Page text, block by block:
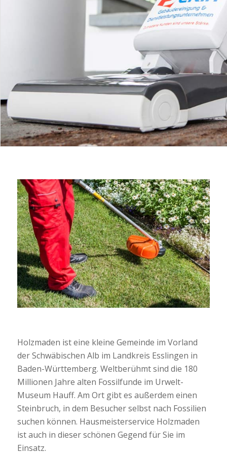
Holzmaden ist eine kleine Gemeinde im Vorland
der Schwäbischen Alb im Landkreis Esslingen in
Baden-Württemberg. Weltberühmt sind die 180
Millionen Jahre alten Fossilfunde im Urwelt-
Museum Hauff. Am Ort gibt es außerdem einen
Steinbruch, in dem Besucher selbst nach Fossilien
suchen können. Hausmeisterservice Holzmaden
ist auch in dieser schönen Gegend für Sie im
Einsatz.